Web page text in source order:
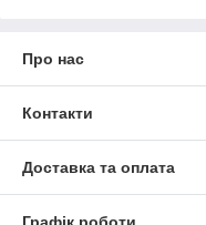
Про нас
Контакти
Доставка та оплата